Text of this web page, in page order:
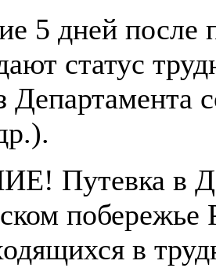
5 дней после
статус
Департамента
Путевка в
побережье
в